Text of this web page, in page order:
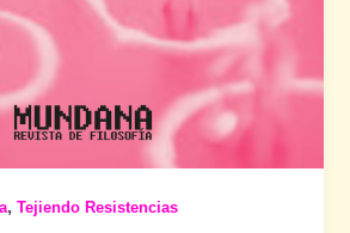
,Tejiendo Resistencias